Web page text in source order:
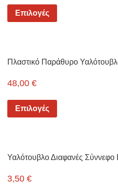
Επιλογές
Πλαστικό Παράθυρο
48,00 €
Επιλογές
Υαλότουβλο Διαφανές
3,50 €